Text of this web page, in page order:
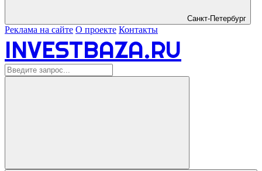
Санкт-Петербург
Реклама на сайте О проекте Контакты
INVESTBAZA.RU